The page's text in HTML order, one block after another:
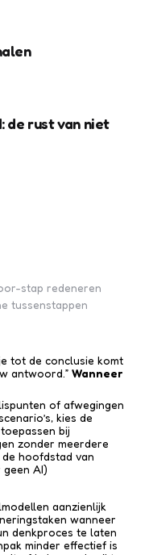
de rust van niet
stap redeneren
tussenstappen
tot de conclusie komt
antwoord.” Wanneer
of afwegingen
kies de
bij
zonder meerdere
hoofdstad van
AI)
aanzienlijk
wanneer
denkproces te laten
minder effectief is